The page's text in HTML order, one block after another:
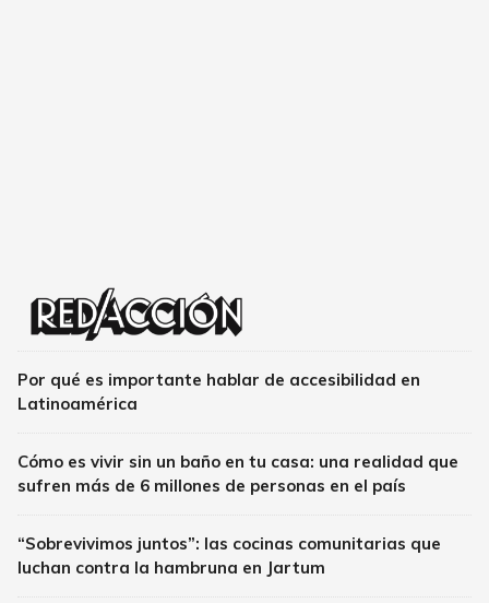
Por qué es importante hablar de accesibilidad en
Latinoamérica
Cómo es vivir sin un baño en tu casa: una realidad que
sufren más de 6 millones de personas en el país
“Sobrevivimos juntos”: las cocinas comunitarias que
luchan contra la hambruna en Jartum